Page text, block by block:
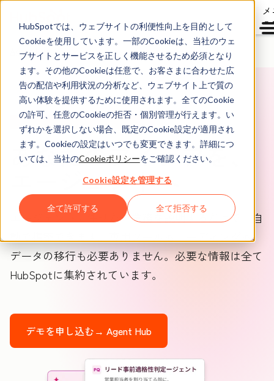
HubSpotでは、ウェブサイトの利便性向上を目的として
Cookieを使用しています。一部のCookieは、当社のウェ
ブサイトとサービスを正しく機能させるため必須となり
ます。その他のCookieは任意で、お客さまに合わせた広
告の配信や利用状況の分析など、ウェブサイト上で質の
高い体験を提供するために使用されます。全てのCookie
の許可、任意のCookieの拒否・個別管理が行えます。い
ずれかを選択しない場合、既定のCookie設定が適用され
ます。Cookieの設定はいつでも変更できます。詳細につ
いては、当社のCookieポリシーをご確認ください。
Cookie設定を管理する
全て許可する 全て拒否する
Agent Hub
エージェント作成ツール（ベータ版）
あなたのアイデアを、
エージェントへ
エージェントに任せたい業務を説明するだけで、自
動で構築できます。専用ツールもコーディングも、
データの移行も必要ありません。必要な情報は全て
HubSpotに集約されています。
デモを申し込む→ Agent Hub